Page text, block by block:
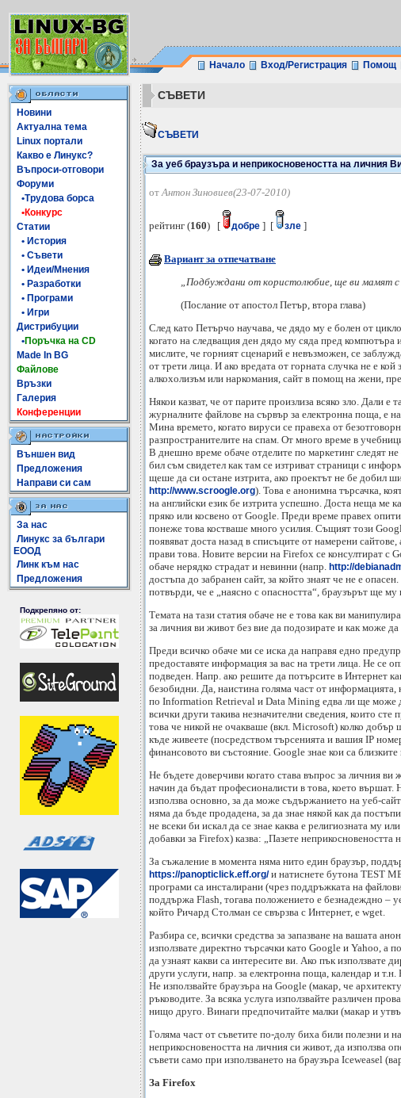
Начало Вход/Регистрация Помощ
Новини
Актуална тема
Linux портали
Какво е Линукс?
Въпроси-отговори
Форуми
•Трудова борса
•Конкурс
Статии
• История
• Съвети
• Идеи/Мнения
• Разработки
• Програми
• Игри
Дистрибуции
•Поръчка на CD
Made In BG
Файлове
Връзки
Галерия
Конференции
Външен вид
Предложения
Направи си сам
За нас
Линукс за българи
ЕООД
Линк към нас
Предложения
Подкрепяно от:
СЪВЕТИ
СЪВЕТИ
За уеб браузъра и неприкосновеността на личния
отАнтон Зиновиев(23-07-2010)
рейтинг (160) [ добре ] [ зле ]
Вариант за отпечатване
„Подбуждани от користолюбие, ще ви мамят
(Послание от апостол Петър, втора глава)
След като Петърчо научава, че дядо му е болен от
когато на следващия ден дядо му сяда пред
мислите, че горният сценарий е невъзможен, се
от трети лица. И ако вредата от горната случка не е
алкохолизъм или наркомания, сайт в помощ на жени,
Някои казват, че от парите произлиза всяко зло. Дали
журналните файлове на сървър за електронна поща, е
Мина времето, когато вируси се правеха от
разпространителите на спам. От много време в
В днешно време обаче отделите по маркетинг следят
бил съм свидетел как там се изтриват страници с
щеше да си остане изтрита, ако проектът не бе добил
http://www.scroogle.org). Това е анонимна търсачка,
на английски език бе изтрита успешно. Доста неща ме
пряко или косвено от Google. Преди време правех
понеже това костваше много усилия. Същият този
появяват доста назад в списъците от намерени
прави това. Новите версии на Firefox се консултират с
обаче нерядко страдат и невинни (напр. http://
достъпа до забранен сайт, за който знаят че не е
потвърди, че е „наясно с опасността“, браузърът ще
Темата на тази статия обаче не е това как ви
за личния ви живот без вие да подозирате и как може
Преди всичко обаче ми се иска да направя едно
предоставяте информация за вас на трети лица. Не се
подведен. Напр. ако решите да потърсите в Интернет
безобидни. Да, наистина голяма част от информацията,
по Information Retrieval и Data Mining едва ли ще може
всички други такива незначителни сведения, които
това че никой не очакваше (вкл. Microsoft) колко добър
къде живеете (посредством търсенията и вашия IP
финансовото ви състояние. Google знае кои са
Не бъдете доверчиви когато става въпрос за личния
начин да бъдат професионалисти в това, което вършат.
използва основно, за да може съдържанието на уеб-
няма да бъде продадена, за да знае някой как да
не всеки би искал да се знае каква е религиозната му
добавки за Firefox) казва: „Пазете неприкосновеността
За съжаление в момента няма нито един браузър,
https://panopticlick.eff.org/и натиснете бутона TEST
програми са инсталирани (чрез поддръжката на
поддържа Flash, тогава положението е безнадеждно –
който Ричард Столман се свързва с Интернет, е wget.
Разбира се, всички средства за запазване на вашата
използвате директно търсачки като Google и Yahoo, а
да узнаят какви са интересите ви. Ако пък използвате
други услуги, напр. за електронна поща, календар и
Не използвайте браузъра на Google (макар, че
ръководите. За всяка услуга използвайте различен
нищо друго. Винаги предпочитайте малки (макар и
Голяма част от съветите по-долу биха били полезни и
неприкосновеността на личния си живот, да използва
съвети само при използването на браузъра Iceweasel
За Firefox